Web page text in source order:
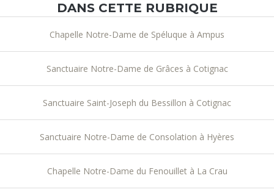
DANS CETTE RUBRIQUE
Chapelle Notre-Dame de Spéluque à Ampus
Sanctuaire Notre-Dame de Grâces à Cotignac
Sanctuaire Saint-Joseph du Bessillon à Cotignac
Sanctuaire Notre-Dame de Consolation à Hyères
Chapelle Notre-Dame du Fenouillet à La Crau